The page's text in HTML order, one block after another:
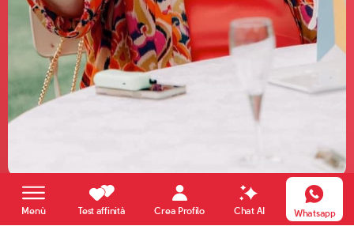
Menù Test affinità Crea Profilo Chat AI Whatsapp
Elisabetta
66 anni